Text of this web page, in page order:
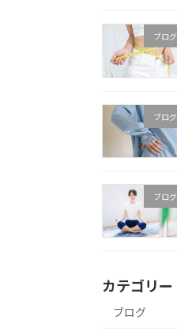
ブログ
ブログ
ブログ
カテゴリー
ブログ